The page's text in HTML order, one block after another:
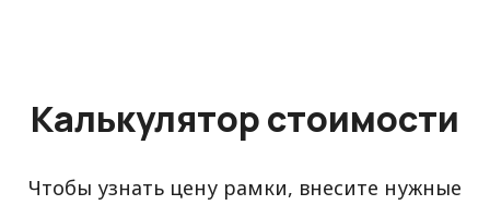
Калькулятор стоимости
Чтобы узнать цену рамки, внесите нужные